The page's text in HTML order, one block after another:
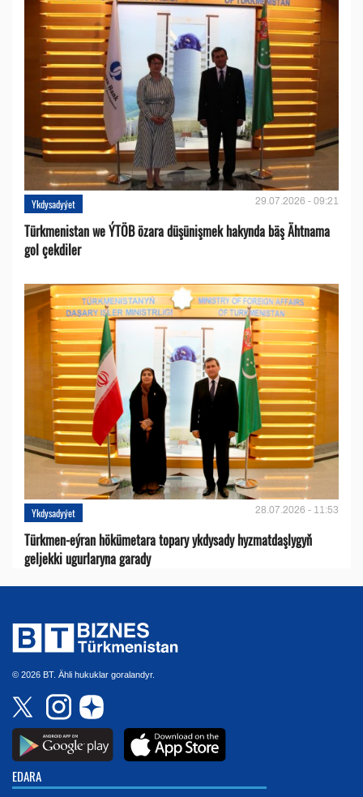
Ykdysadyýet 29.07.2026 - 09:21
Türkmenistan we ÝTÖB özara düşünişmek hakynda bäş Ähtnama
gol çekdiler
Ykdysadyýet 28.07.2026 - 11:53
Türkmen-eýran hökümetara topary ykdysady hyzmatdaşlygyň
geljekki ugurlaryna garady
© 2026 BT. Ähli hukuklar goralandyr.
EDARA